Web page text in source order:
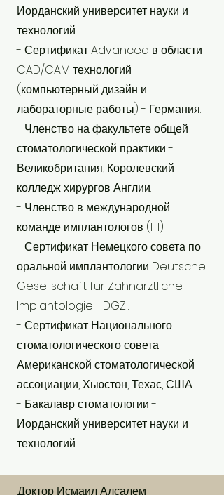
Иорданский университет науки и
технологий.
- Сертификат Advanced в области
CAD/CAM технологий
(компьютерный дизайн и
лабораторные работы) - Германия.
- Членство на факультете общей
стоматологической практики -
Великобритания, Королевский
колледж хирургов Англии.
- Членство в международной
команде имплантологов (ITI).
- Сертификат Немецкого совета по
оральной имплантологии Deutsche
Gesellschaft für Zahnärztliche
Implantologie –DGZI.
- Сертификат Национального
стоматологического совета
Американской стоматологической
ассоциации, Хьюстон, Техас, США.
- Бакалавр стоматологии -
Иорданский университет науки и
технологий.
Доктор Исмаил Алсалем